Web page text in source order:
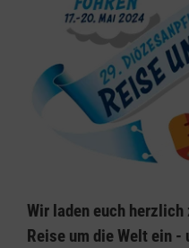
Wir laden euch
Reise um die Welt ein -